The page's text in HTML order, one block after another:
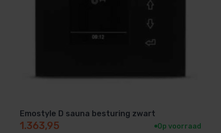
Emostyle D sauna besturing zwart
1.363,95 Op voorraad